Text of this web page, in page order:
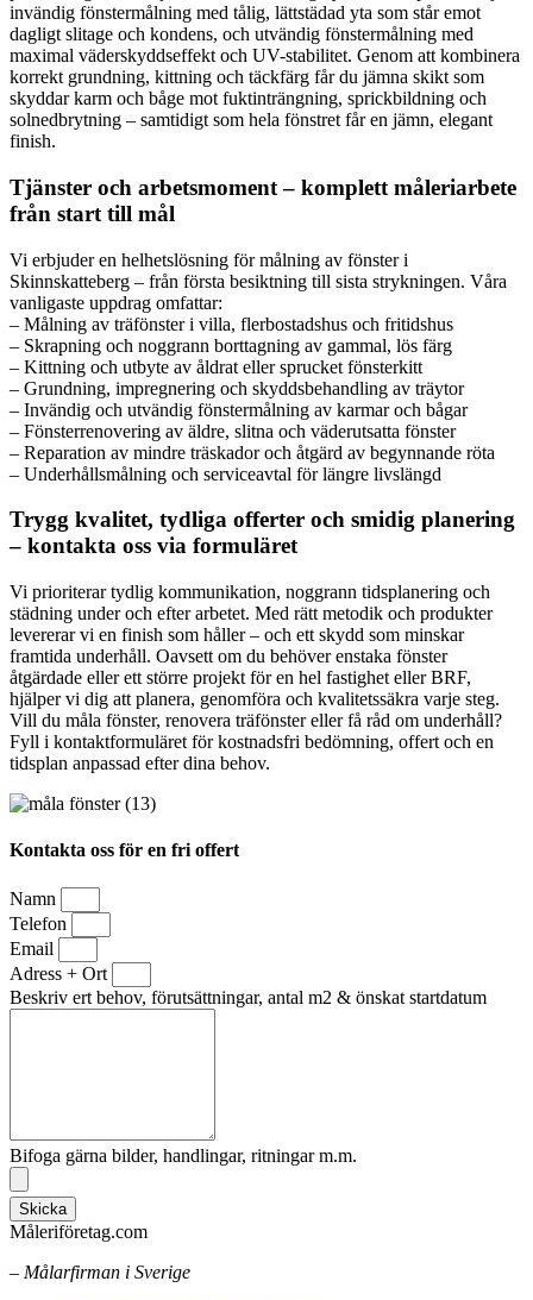
invändig fönstermålning med tålig, lättstädad yta som står emot
dagligt slitage och kondens, och utvändig fönstermålning med
maximal väderskyddseffekt och UV-stabilitet. Genom att kombinera
korrekt grundning, kittning och täckfärg får du jämna skikt som
skyddar karm och båge mot fuktinträngning, sprickbildning och
solnedbrytning – samtidigt som hela fönstret får en jämn, elegant
finish.
Tjänster och arbetsmoment – komplett måleriarbete
från start till mål
Vi erbjuder en helhetslösning för målning av fönster i
Skinnskatteberg – från första besiktning till sista strykningen. Våra
vanligaste uppdrag omfattar:
– Målning av träfönster i villa, flerbostadshus och fritidshus
– Skrapning och noggrann borttagning av gammal, lös färg
– Kittning och utbyte av åldrat eller sprucket fönsterkitt
– Grundning, impregnering och skyddsbehandling av träytor
– Invändig och utvändig fönstermålning av karmar och bågar
– Fönsterrenovering av äldre, slitna och väderutsatta fönster
– Reparation av mindre träskador och åtgärd av begynnande röta
– Underhållsmålning och serviceavtal för längre livslängd
Trygg kvalitet, tydliga offerter och smidig planering
– kontakta oss via formuläret
Vi prioriterar tydlig kommunikation, noggrann tidsplanering och
städning under och efter arbetet. Med rätt metodik och produkter
levererar vi en finish som håller – och ett skydd som minskar
framtida underhåll. Oavsett om du behöver enstaka fönster
åtgärdade eller ett större projekt för en hel fastighet eller BRF,
hjälper vi dig att planera, genomföra och kvalitetssäkra varje steg.
Vill du måla fönster, renovera träfönster eller få råd om underhåll?
Fyll i kontaktformuläret för kostnadsfri bedömning, offert och en
tidsplan anpassad efter dina behov.
Kontakta oss för en fri offert
Namn
Telefon
Email
Adress + Ort
Beskriv ert behov, förutsättningar, antal m2 & önskat startdatum
Bifoga gärna bilder, handlingar, ritningar m.m.
Skicka
Måleriföretag.com
– Målarfirman i Sverige